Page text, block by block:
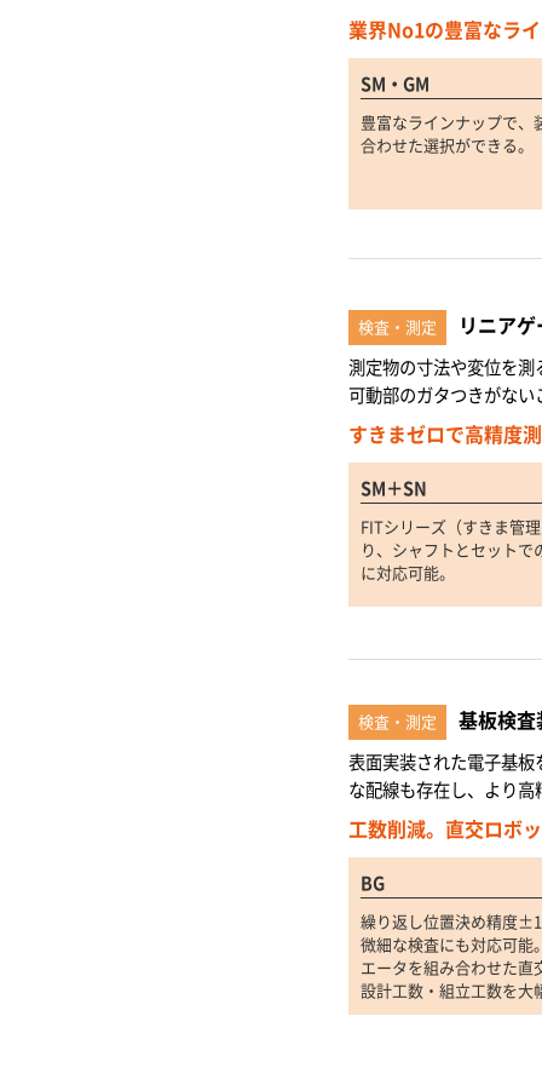
業界No1の豊富なラ
SM・GM
豊富なラインナップで、
合わせた選択ができる。
検査・測定 リニアゲ
測定物の寸法や変位を測
可動部のガタつきがない
すきまゼロで高精度
SM＋SN
FITシリーズ（すきま管
り、シャフトとセットで
に対応可能。
検査・測定 基板検査
表面実装された電子基板
な配線も存在し、より
工数削減。直交ロボ
BG
繰り返し位置決め精度
微細な検査にも対応可能
エータを組み合わせた直
設計工数・組立工数を大